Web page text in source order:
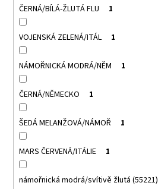
ČERNÁ/BÍLÁ-ŽLUTÁ FLU 1
VOJENSKÁ ZELENÁ/ITÁL 1
NÁMOŘNICKÁ MODRÁ/NĚM 1
ČERNÁ/NĚMECKO 1
ŠEDÁ MELANŽOVÁ/NÁMOŘ 1
MARS ČERVENÁ/ITÁLIE 1
námořnická modrá/svítivě žlutá (55221)